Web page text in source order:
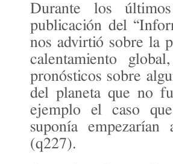
Durante los
publicación del
nos advirtió sobre la
calentamiento
pronósticos sobre
del planeta que no
ejemplo el caso
suponía
(q227).